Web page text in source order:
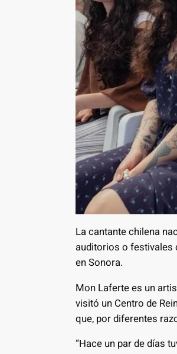
La cantante chilena
auditorios o festivales
en Sonora.
Mon Laferte es un
visitó un Centro de
que, por diferentes
“Hace un par de días